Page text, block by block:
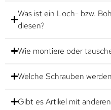
Was ist ein Loch- bzw.
diesen?
Wie montiere oder
Welche Schrauben
Gibt es Artikel mit